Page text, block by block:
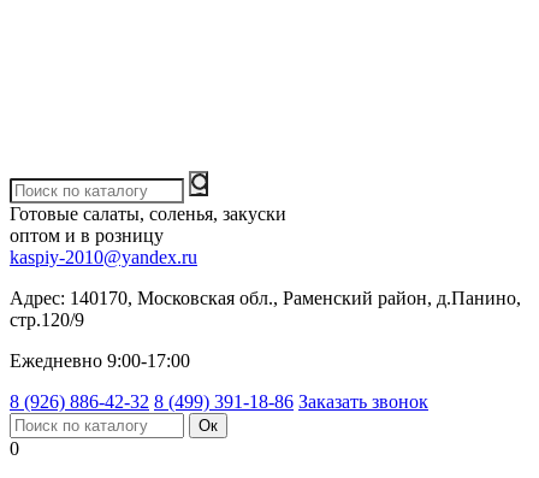
Готовые салаты, соленья, закуски
оптом и в розницу
kaspiy-2010@yandex.ru
Адрес: 140170, Московская обл., Раменский район, д.Панино,
стр.120/9
Ежедневно 9:00-17:00
8 (926) 886-42-32 8 (499) 391-18-86 Заказать звонок
0